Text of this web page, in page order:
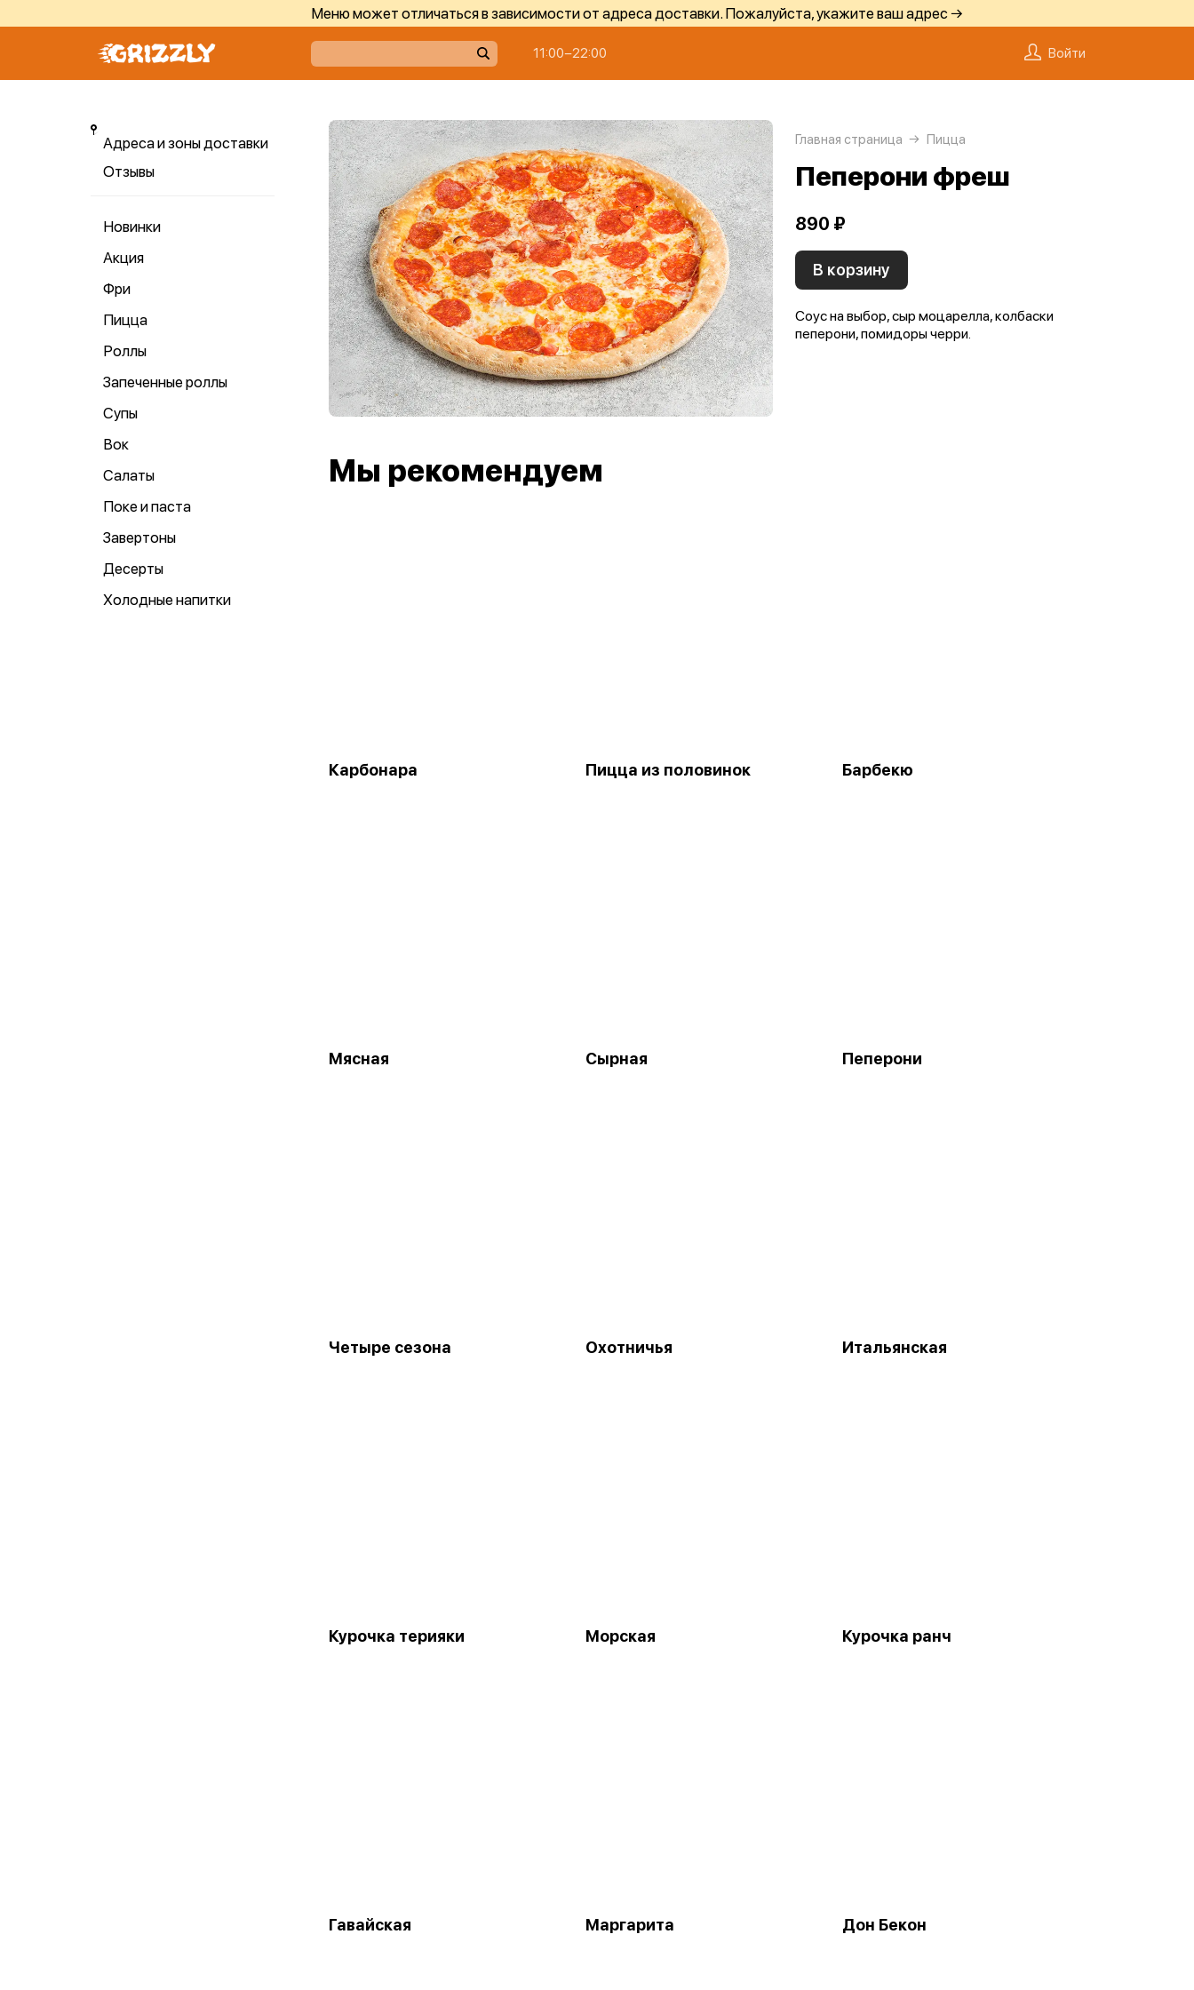
Меню может отличаться в зависимости от адреса доставки. Пожалуйста, укажите ваш адрес →
11:00−22:00 Войти
Адреса и зоны доставки
Отзывы
Новинки
Акция
Фри
Пицца
Роллы
Запеченные роллы
Супы
Вок
Салаты
Поке и паста
Завертоны
Десерты
Холодные напитки
Главная страница Пицца
Пеперони фреш
890 ₽
В корзину
Соус на выбор, сыр моцарелла, колбаски
пеперони, помидоры черри.
Мы рекомендуем
Карбонара Пицца из половинок Барбекю
Мясная Сырная Пеперони
Четыре сезона Охотничья Итальянская
Курочка терияки Морская Курочка ранч
Гавайская Маргарита Дон Бекон